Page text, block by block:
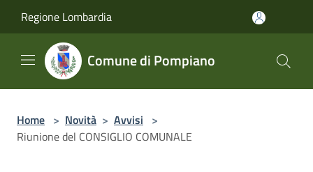
Regione Lombardia
Comune di Pompiano
Home > Novità > Avvisi >
Riunione del CONSIGLIO COMUNALE